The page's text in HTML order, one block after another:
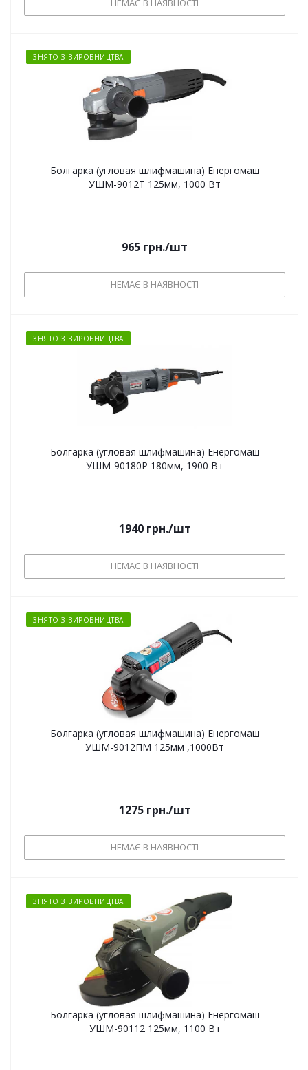
НЕМАЄ В НАЯВНОСТІ
ЗНЯТО З ВИРОБНИЦТВА
Болгарка (угловая шлифмашина) Енергомаш
УШМ-9012Т 125мм, 1000 Вт
965 грн./шт
НЕМАЄ В НАЯВНОСТІ
ЗНЯТО З ВИРОБНИЦТВА
Болгарка (угловая шлифмашина) Енергомаш
УШМ-90180Р 180мм, 1900 Вт
1940грн./шт
НЕМАЄ В НАЯВНОСТІ
ЗНЯТО З ВИРОБНИЦТВА
Болгарка (угловая шлифмашина) Енергомаш
УШМ-9012ПМ 125мм ,1000Вт
1275грн./шт
НЕМАЄ В НАЯВНОСТІ
ЗНЯТО З ВИРОБНИЦТВА
Болгарка (угловая шлифмашина) Енергомаш
УШМ-90112 125мм, 1100 Вт